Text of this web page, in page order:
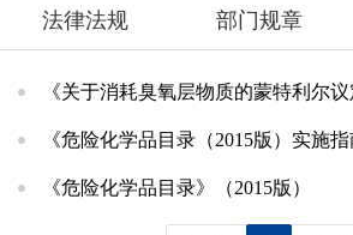
法律法规 部门规章
《危险化学品目录》（2015版）